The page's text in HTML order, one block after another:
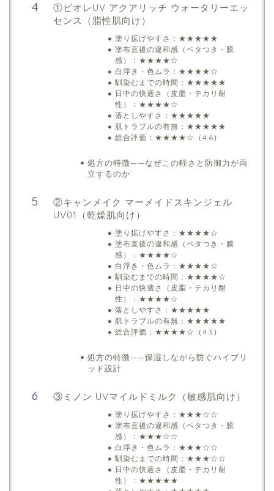
①ビオレUV アクアリッチ ウォータリーエッ
センス（脂性肌向け）
塗り拡げやすさ：★★★★★
塗布直後の違和感（ベタつき・膜
感）：★★★★☆
白浮き・色ムラ：★★★★☆
馴染むまでの時間：★★★★★
日中の快適さ（皮脂・テカリ耐
性）：★★★★☆
落としやすさ：★★★★★
肌トラブルの有無：★★★★★
総合評価：★★★★☆（4.6）
処方の特徴——なぜこの軽さと防御力が両
立するのか
②キャンメイク マーメイドスキンジェル
UV01（乾燥肌向け）
塗り拡げやすさ：★★★★☆
塗布直後の違和感（ベタつき・膜
感）：★★★★☆
白浮き・色ムラ：★★★★☆
馴染むまでの時間：★★★★☆
日中の快適さ（皮脂・テカリ耐
性）：★★★★☆
落としやすさ：★★★★★
肌トラブルの有無：★★★★★
総合評価：★★★★☆（4.3）
処方の特徴——保湿しながら防ぐハイブリ
ッド設計
③ミノン UVマイルドミルク（敏感肌向け）
塗り拡げやすさ：★★★☆☆
塗布直後の違和感（ベタつき・膜
感）：★★★☆☆
白浮き・色ムラ：★★★☆☆
馴染むまでの時間：★★★☆☆
日中の快適さ（皮脂・テカリ耐
性）：★★★★★